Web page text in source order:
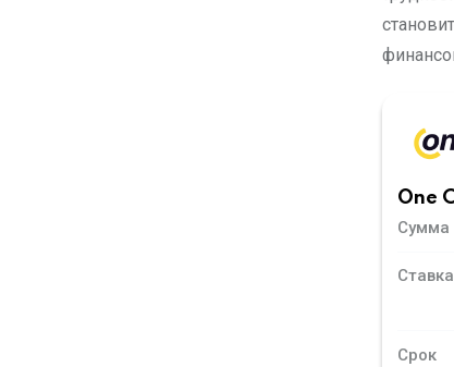
One
Сумма
Ставка
Срок